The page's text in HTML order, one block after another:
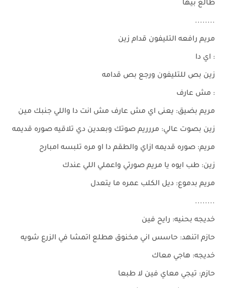
طالع بيها
........
مريم رافعه التليفون قدام زين
: اي دا
زين بص للتليفون ورجع بص قدامه
: مش عارف
مريم بضيق: يعنى اي مش عارف مش انت دا واللي جنبك مين
زين بصوت عالي: مررريم صوتك وبعدين دي تلاقيه صوره قديمه
مريم: صوره قديمه ازاي والطقم دا او مره تلبسه امبارح
زين: طب ايوه يا مريم صورتي واعملي اللي عندك
مريم بدموع: ديل الكلب عمره ما يتعدل
........
خديجه بحنيه: رايح فين
حازم اتنهد: حاسس اني مخنوق هطلع اتمشا في الزرع شويه
خديجه: هاجي معاك
حازم: تيجي معاي فين لا طبعا